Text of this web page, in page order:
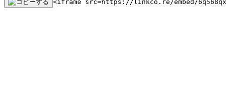
<iframe src=https://linkco.re/embed/